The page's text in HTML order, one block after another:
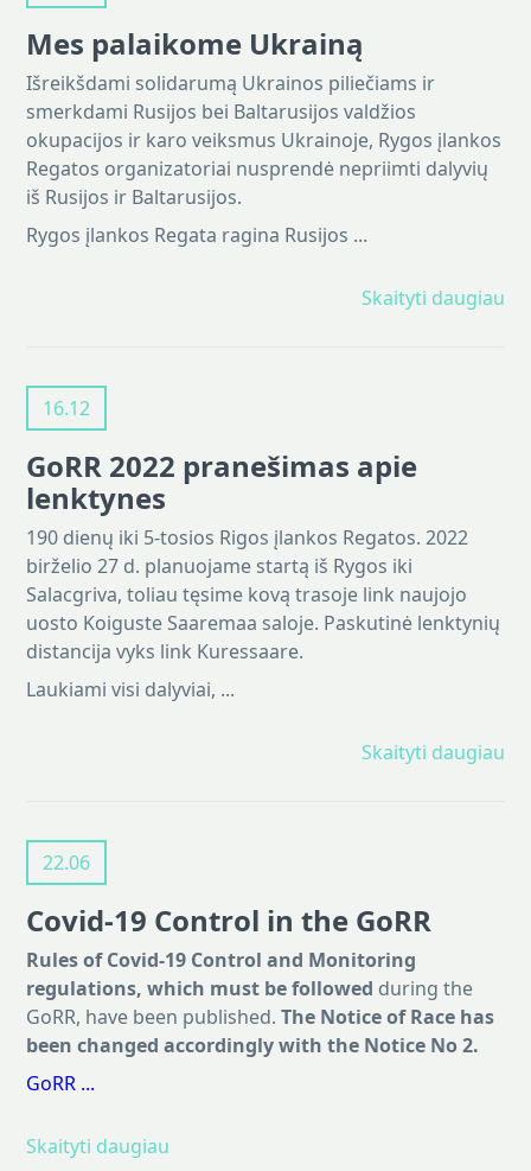
Mes palaikome Ukrainą
Išreikšdami solidarumą Ukrainos piliečiams ir
smerkdami Rusijos bei Baltarusijos valdžios
okupacijos ir karo veiksmus Ukrainoje, Rygos įlankos
Regatos organizatoriai nusprendė nepriimti dalyvių
iš Rusijos ir Baltarusijos.
Rygos įlankos Regata ragina Rusijos ...
Skaityti daugiau
16.12
GoRR 2022 pranešimas apie
lenktynes
190 dienų iki 5-tosios Rigos įlankos Regatos. 2022
birželio 27 d. planuojame startą iš Rygos iki
Salacgriva, toliau tęsime kovą trasoje link naujojo
uosto Koiguste Saaremaa saloje. Paskutinė lenktynių
distancija vyks link Kuressaare.
Laukiami visi dalyviai, ...
Skaityti daugiau
22.06
Covid-19 Control in the GoRR
Rules of Covid-19 Control and Monitoring
regulations, which must be followed during the
GoRR, have been published.The Notice of Race has
been changed accordingly with the Notice No 2.
GoRR ...
Skaityti daugiau